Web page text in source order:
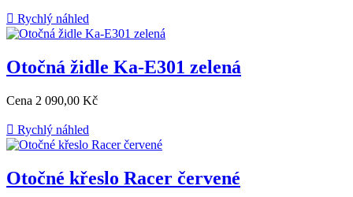
 Rychlý náhled
Otočná židle Ka-E301 zelená
Cena 2 090,00 Kč
 Rychlý náhled
Otočné křeslo Racer červené